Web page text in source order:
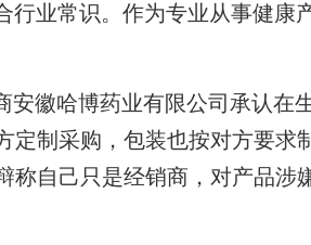
行业常识。作为专业从事健康
徽哈博药业有限公司承认在
定制采购，包装也按对方要求
称自己只是经销商，对产品涉